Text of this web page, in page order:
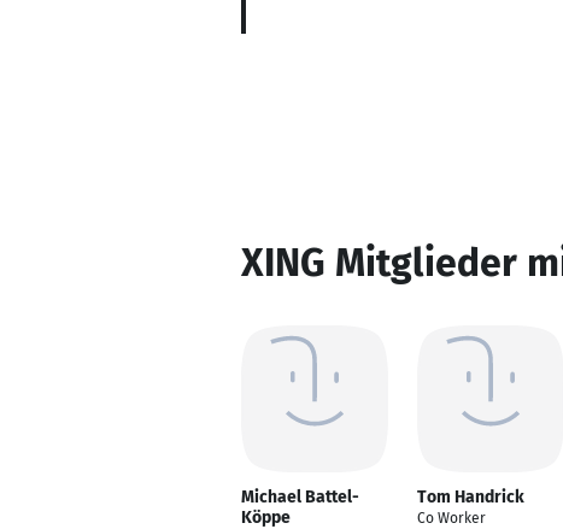
XING Mitglieder
Michael Battel-
Köppe
Tom Handrick
Co Worker